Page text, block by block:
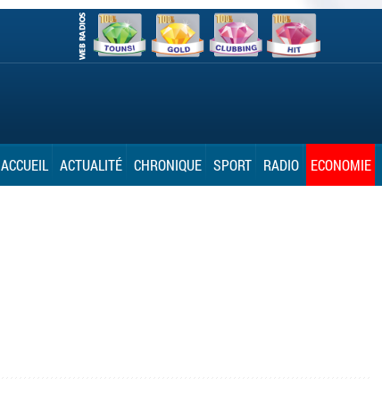
ACCUEIL ACTUALITÉ CHRONIQUE SPORT RADIO ECONOMIE